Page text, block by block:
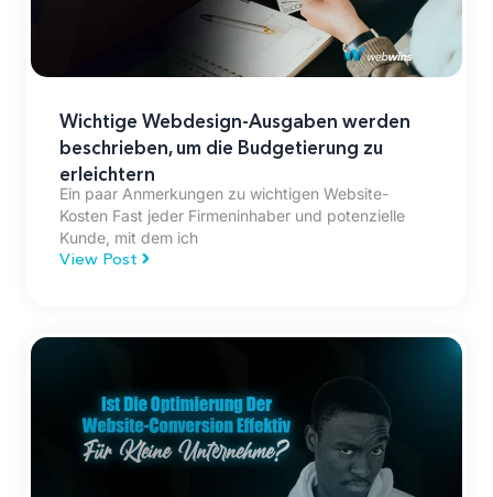
Wichtige Webdesign-Ausgaben werden
beschrieben, um die Budgetierung zu
erleichtern
Ein paar Anmerkungen zu wichtigen Website-
Kosten Fast jeder Firmeninhaber und potenzielle
Kunde, mit dem ich
View Post